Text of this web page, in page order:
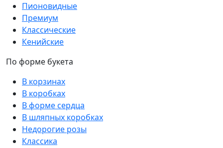
Пионовидные
Премиум
Классические
Кенийские
По форме букета
В корзинах
В коробках
В форме сердца
В шляпных коробках
Недорогие розы
Классика